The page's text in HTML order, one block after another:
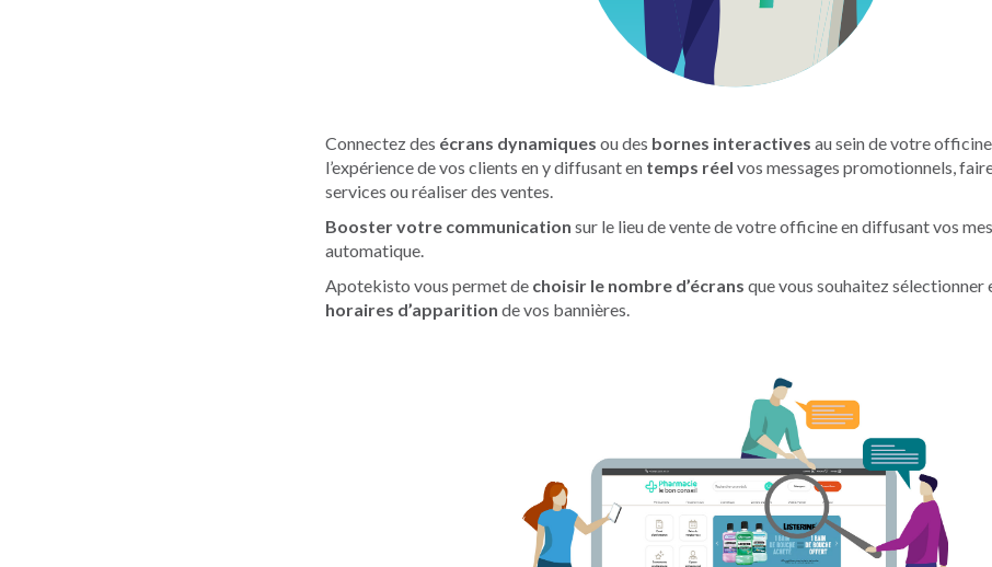
Connectez des écrans dynamiques ou des bornes interactives au sein de votre
l’expérience de vos clients en y diffusant en temps réel vos messages promotionnels,
services ou réaliser des ventes.
Booster votre communication sur le lieu de vente de votre officine en diffusant vos
automatique.
Apotekisto vous permet de choisir le nombre d’écrans que vous souhaitez sélectionner
horaires d’apparition de vos bannières.